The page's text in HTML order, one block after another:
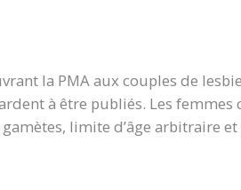
la PMA aux couples de
à être publiés. Les femmes
limite d’âge arbitraire